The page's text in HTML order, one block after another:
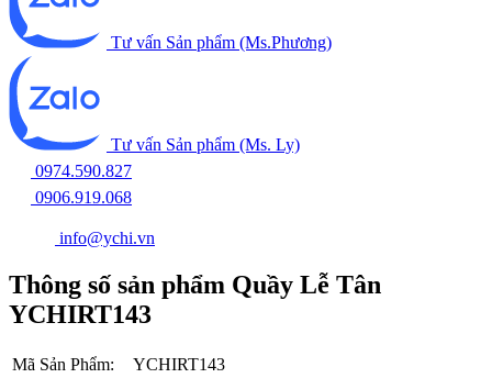
Tư vấn Sản phẩm (Ms.Phương)
Tư vấn Sản phẩm (Ms. Ly)
0974.590.827
0906.919.068
info@ychi.vn
Thông số sản phẩm Quầy Lễ Tân
YCHIRT143
Mã Sản Phẩm:
YCHIRT143